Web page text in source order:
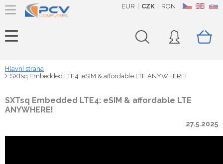
CZ EN SK
EUR CZK RON
Hlavní strana
SXTsq Embedded LTE4: eSIM & affordable LTE ANYWHERE!
SXTsq Embedded LTE4: eSIM & affordable LTE
ANYWHERE!
27.5.2025